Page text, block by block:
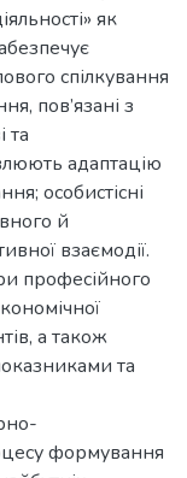
як
спілкування
пов’язані з
та
адаптацію
особистісні
й
взаємодії.
професійного
а також
та
формування